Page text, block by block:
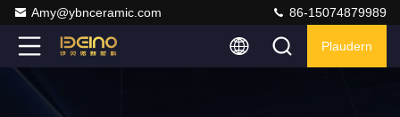
Amy@ybnceramic.com 86-15074879989
Plaudern